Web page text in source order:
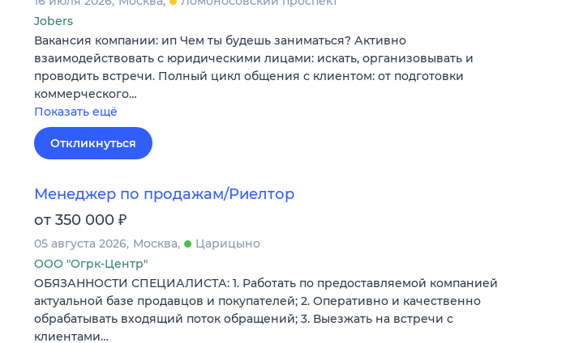
Jobers
Вакансия компании: ип Чем ты будешь заниматься? Активно
взаимодействовать с юридическими лицами: искать, организовывать и
проводить встречи. Полный цикл общения с клиентом: от подготовки
коммерческого…
Показать ещё
Откликнуться
Менеджер по продажам/Риелтор
от 350 000 ₽
05 августа 2026 Москва
Царицыно
ООО "Огрк-Центр"
ОБЯЗАННОСТИ СПЕЦИАЛИСТА: 1. Работать по предоставляемой компанией
актуальной базе продавцов и покупателей; 2. Оперативно и качественно
обрабатывать входящий поток обращений; 3. Выезжать на встречи с
клиентами…